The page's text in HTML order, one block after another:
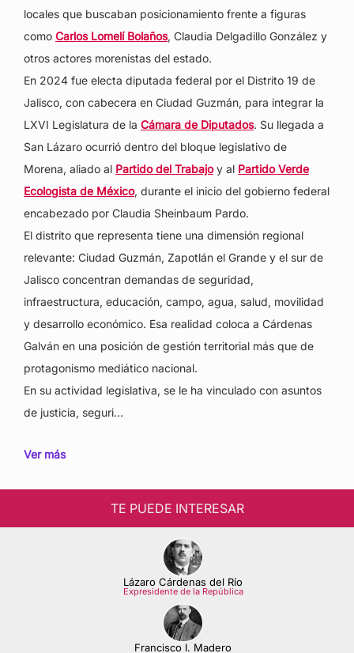
locales que buscaban posicionamiento frente a figuras
como Carlos Lomelí Bolaños, Claudia Delgadillo González y
otros actores morenistas del estado.
En 2024 fue electa diputada federal por el Distrito 19 de
Jalisco, con cabecera en Ciudad Guzmán, para integrar la
LXVI Legislatura de la Cámara de Diputados. Su llegada a
San Lázaro ocurrió dentro del bloque legislativo de
Morena, aliado al Partido del Trabajoy al Partido Verde
Ecologista de México, durante el inicio del gobierno federal
encabezado por Claudia Sheinbaum Pardo.
El distrito que representa tiene una dimensión regional
relevante: Ciudad Guzmán, Zapotlán el Grande y el sur de
Jalisco concentran demandas de seguridad,
infraestructura, educación, campo, agua, salud, movilidad
y desarrollo económico. Esa realidad coloca a Cárdenas
Galván en una posición de gestión territorial más que de
protagonismo mediático nacional.
En su actividad legislativa, se le ha vinculado con asuntos
de justicia, seguri…
Ver más
TE PUEDE INTERESAR
Lázaro Cárdenas del Río
Expresidente de la República
Francisco I. Madero